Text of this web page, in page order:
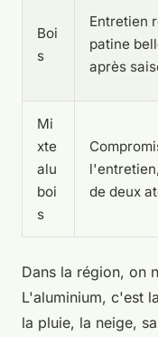
Boi
s
Entretien
patine
après
Mi
xte
alu
boi
s
de deux
Dans la région, on
L'aluminium, c'est
la pluie, la neige,